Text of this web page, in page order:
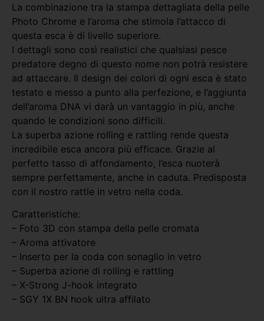
La combinazione tra la stampa dettagliata della pelle
Photo Chrome e l’aroma che stimola l’attacco di
questa esca è di livello superiore.
I dettagli sono così realistici che qualsiasi pesce
predatore degno di questo nome non potrà resistere
ad attaccare. Il design dei colori di ogni esca è stato
testato e messo a punto alla perfezione, e l’aggiunta
dell’aroma DNA vi darà un vantaggio in più, anche
quando le condizioni sono difficili.
La superba azione rolling e rattling rende questa
incredibile esca ancora più efficace. Grazie al
perfetto tasso di affondamento, l’esca nuoterà
sempre perfettamente, anche in caduta. Predisposta
con il nostro rattle in vetro nella coda.
Caratteristiche:
– Foto 3D con stampa della pelle cromata
– Aroma attivatore
– Inserto per la coda con sonaglio in vetro
– Superba azione di rolling e rattling
– X-Strong J-hook integrato
– SGY 1X BN hook ultra affilato